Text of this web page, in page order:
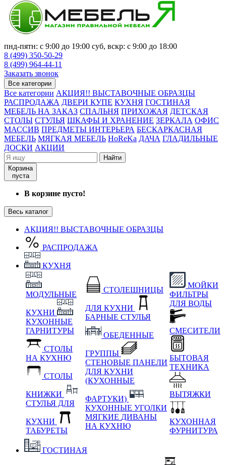
пнд-пятн: с 9:00 до 19:00 суб, вскр: с 9:00 до 18:00
8 (499) 350-50-29
8 (499) 964-44-11
Заказать звонок
Все категории
Все категории АКЦИЯ!! ВЫСТАВОЧНЫЕ ОБРАЗЦЫ
РАСПРОДАЖА ДВЕРИ КУПЕ КУХНЯ ГОСТИНАЯ
МЕБЕЛЬ НА ЗАКАЗ СПАЛЬНЯ ПРИХОЖАЯ ДЕТСКАЯ
СТОЛЫ СТУЛЬЯ ШКАФЫ И ХРАНЕНИЕ ЗЕРКАЛА ОФИС
МАССИВ ПРЕДМЕТЫ ИНТЕРЬЕРА БЕСКАРКАСНАЯ
МЕБЕЛЬ МЯГКАЯ МЕБЕЛЬ HoReKa ДАЧА ГЛАДИЛЬНЫЕ
ДОСКИ АКЦИИ
Найти
Корзина
пуста
В корзине пусто!
Весь каталог
АКЦИЯ!! ВЫСТАВОЧНЫЕ ОБРАЗЦЫ
РАСПРОДАЖА
КУХНЯ
МОДУЛЬНЫЕ
КУХНИ
КУХОННЫЕ
ГАРНИТУРЫ
СТОЛЫ
НА КУХНЮ
СТОЛЫ
КНИЖКИ
СТУЛЬЯ ДЛЯ
КУХНИ
ТАБУРЕТЫ
СТОЛЕШНИЦЫ
ДЛЯ КУХНИ
БАРНЫЕ СТУЛЬЯ
ОБЕДЕННЫЕ
ГРУППЫ
СТЕНОВЫЕ ПАНЕЛИ
ДЛЯ КУХНИ
(КУХОННЫЕ
ФАРТУКИ)
КУХОННЫЕ УГОЛКИ
МЯГКИЕ ДИВАНЫ
НА КУХНЮ
МОЙКИ
ФИЛЬТРЫ
ДЛЯ ВОДЫ
СМЕСИТЕЛИ
БЫТОВАЯ
ТЕХНИКА
ВЫТЯЖКИ
КУХОННАЯ
ФУРНИТУРА
ГОСТИНАЯ